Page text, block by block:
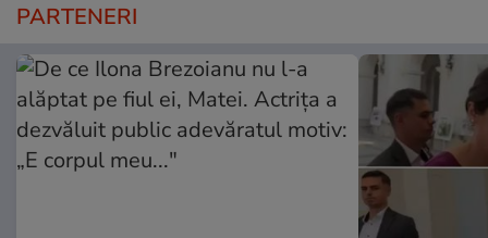
PARTENERI